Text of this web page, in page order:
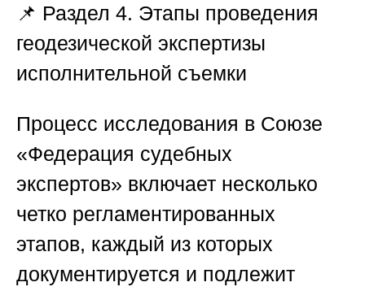
📌 Раздел 4. Этапы проведения
геодезической экспертизы
исполнительной съемки
Процесс исследования в Союзе
«Федерация судебных
экспертов» включает несколько
четко регламентированных
этапов, каждый из которых
документируется и подлежит